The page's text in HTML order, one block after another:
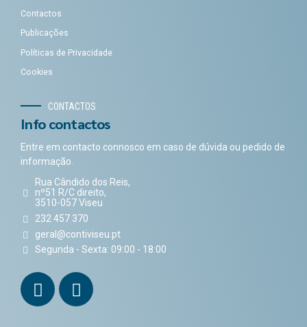
Contactos
Publicações
Políticas de Privacidade
Cookies
CONTACTOS
Info contactos
Entre em contacto connosco em caso de dúvida ou pedido de
informação.
Rua Cândido dos Reis,
nº51 R/C direito,
3510-057 Viseu
232 457 370
geral@contiviseu.pt
Segunda - Sexta: 09:00 - 18:00